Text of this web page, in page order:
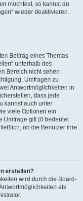
möchtest, so kannst du
wieder deaktivieren.
Beitrag eines Themas
unterhalb des
Bereich nicht sehen
Umfragen zu
Antwortmöglichkeiten in
dass jede
kannst auch unter
viele Optionen ein
Umfrage gilt (0 bedeutet
ob die Benutzer ihre
erstellen?
wird durch die Board-
als